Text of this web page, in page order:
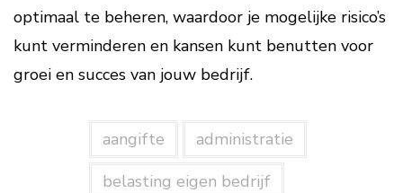
optimaal te beheren, waardoor je mogelijke risico’s
kunt verminderen en kansen kunt benutten voor
groei en succes van jouw bedrijf.
aangifte
administratie
belasting eigen bedrijf